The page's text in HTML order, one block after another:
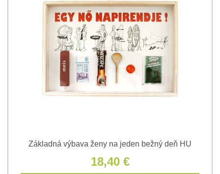
Základná výbava ženy na jeden bežný deň HU
18,40 €